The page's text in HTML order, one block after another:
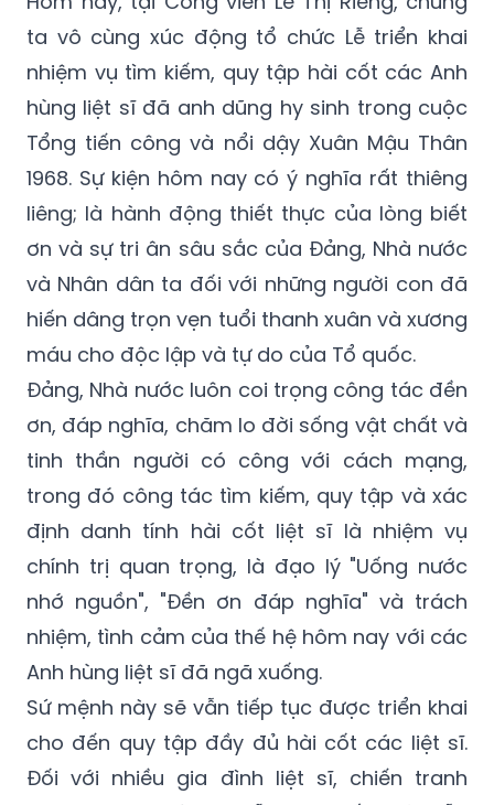
ta vô cùng xúc động tổ chức Lễ triển khai
nhiệm vụ tìm kiếm, quy tập hài cốt các Anh
hùng liệt sĩ đã anh dũng hy sinh trong cuộc
Tổng tiến công và nổi dậy Xuân Mậu Thân
1968. Sự kiện hôm nay có ý nghĩa rất thiêng
liêng; là hành động thiết thực của lòng biết
ơn và sự tri ân sâu sắc của Đảng, Nhà nước
và Nhân dân ta đối với những người con đã
hiến dâng trọn vẹn tuổi thanh xuân và xương
máu cho độc lập và tự do của Tổ quốc.
Đảng, Nhà nước luôn coi trọng công tác đền
ơn, đáp nghĩa, chăm lo đời sống vật chất và
tinh thần người có công với cách mạng,
trong đó công tác tìm kiếm, quy tập và xác
định danh tính hài cốt liệt sĩ là nhiệm vụ
chính trị quan trọng, là đạo lý "Uống nước
nhớ nguồn", "Đền ơn đáp nghĩa" và trách
nhiệm, tình cảm của thế hệ hôm nay với các
Anh hùng liệt sĩ đã ngã xuống.
Sứ mệnh này sẽ vẫn tiếp tục được triển khai
cho đến quy tập đầy đủ hài cốt các liệt sĩ.
Đối với nhiều gia đình liệt sĩ, chiến tranh